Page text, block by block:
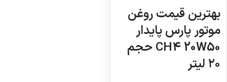
بهترین قیمت روغن
موتور پارس پایدار
CH4 20W50 حجم
۲۰ لیتر